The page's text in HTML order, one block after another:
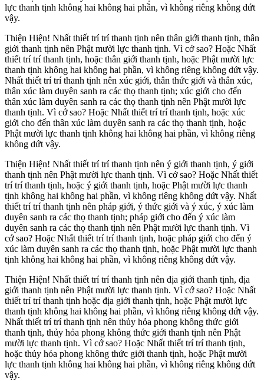
lực thanh tịnh không hai không hai phần, vì không riêng không dứt
vậy.
Thiện Hiện! Nhất thiết trí trí thanh tịnh nên thân giới thanh tịnh, thân
giới thanh tịnh nên Phật mười lực thanh tịnh. Vì cớ sao? Hoặc Nhất
thiết trí trí thanh tịnh, hoặc thân giới thanh tịnh, hoặc Phật mười lực
thanh tịnh không hai không hai phần, vì không riêng không dứt vậy.
Nhất thiết trí trí thanh tịnh nên xúc giới, thân thức giới và thân xúc,
thân xúc làm duyên sanh ra các thọ thanh tịnh; xúc giới cho đến
thân xúc làm duyên sanh ra các thọ thanh tịnh nên Phật mười lực
thanh tịnh. Vì cớ sao? Hoặc Nhất thiết trí trí thanh tịnh, hoặc xúc
giới cho đến thân xúc làm duyên sanh ra các thọ thanh tịnh, hoặc
Phật mười lực thanh tịnh không hai không hai phần, vì không riêng
không dứt vậy.
Thiện Hiện! Nhất thiết trí trí thanh tịnh nên ý giới thanh tịnh, ý giới
thanh tịnh nên Phật mười lực thanh tịnh. Vì cớ sao? Hoặc Nhất thiết
trí trí thanh tịnh, hoặc ý giới thanh tịnh, hoặc Phật mười lực thanh
tịnh không hai không hai phần, vì không riêng không dứt vậy. Nhất
thiết trí trí thanh tịnh nên pháp giới, ý thức giới và ý xúc, ý xúc làm
duyên sanh ra các thọ thanh tịnh; pháp giới cho đến ý xúc làm
duyên sanh ra các thọ thanh tịnh nên Phật mười lực thanh tịnh. Vì
cớ sao? Hoặc Nhất thiết trí trí thanh tịnh, hoặc pháp giới cho đến ý
xúc làm duyên sanh ra các thọ thanh tịnh, hoặc Phật mười lực thanh
tịnh không hai không hai phần, vì không riêng không dứt vậy.
Thiện Hiện! Nhất thiết trí trí thanh tịnh nên địa giới thanh tịnh, địa
giới thanh tịnh nên Phật mười lực thanh tịnh. Vì cớ sao? Hoặc Nhất
thiết trí trí thanh tịnh hoặc địa giới thanh tịnh, hoặc Phật mười lực
thanh tịnh không hai không hai phần, vì không riêng không dứt vậy.
Nhất thiết trí trí thanh tịnh nên thủy hỏa phong không thức giới
thanh tịnh, thủy hỏa phong không thức giới thanh tịnh nên Phật
mười lực thanh tịnh. Vì cớ sao? Hoặc Nhất thiết trí trí thanh tịnh,
hoặc thủy hỏa phong không thức giới thanh tịnh, hoặc Phật mười
lực thanh tịnh không hai không hai phần, vì không riêng không dứt
vậy.